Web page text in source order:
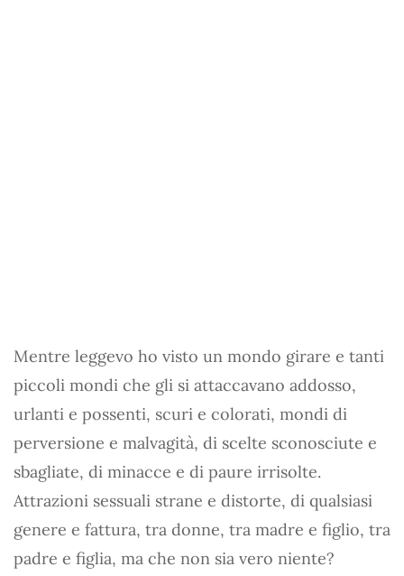
Mentre leggevo ho visto un mondo girare e tanti
piccoli mondi che gli si attaccavano addosso,
urlanti e possenti, scuri e colorati, mondi di
perversione e malvagità, di scelte sconosciute e
sbagliate, di minacce e di paure irrisolte.
Attrazioni sessuali strane e distorte, di qualsiasi
genere e fattura, tra donne, tra madre e figlio, tra
padre e figlia, ma che non sia vero niente?